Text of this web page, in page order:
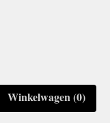
Winkelwagen (0)